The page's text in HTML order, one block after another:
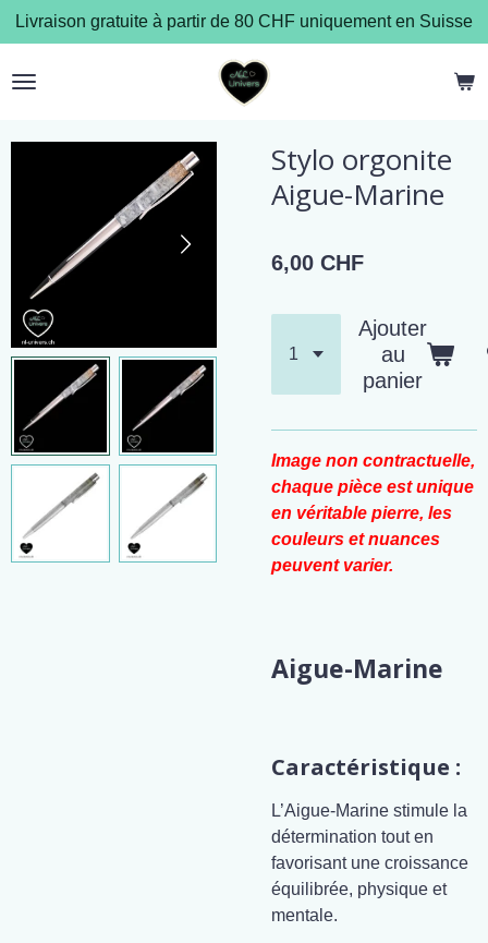
Passer
au
contenu
Livraison gratuite à partir de 80 CHF uniquement en Suisse
Stylo orgonite
Aigue-Marine
6,00 CHF
Ajouter
au
panier
Image non contractuelle,
chaque pièce est unique
en véritable pierre, les
couleurs et nuances
peuvent varier.
Aigue-Marine
Caractéristique :
L’Aigue-Marine stimule la
détermination tout en
favorisant une croissance
équilibrée, physique et
mentale.